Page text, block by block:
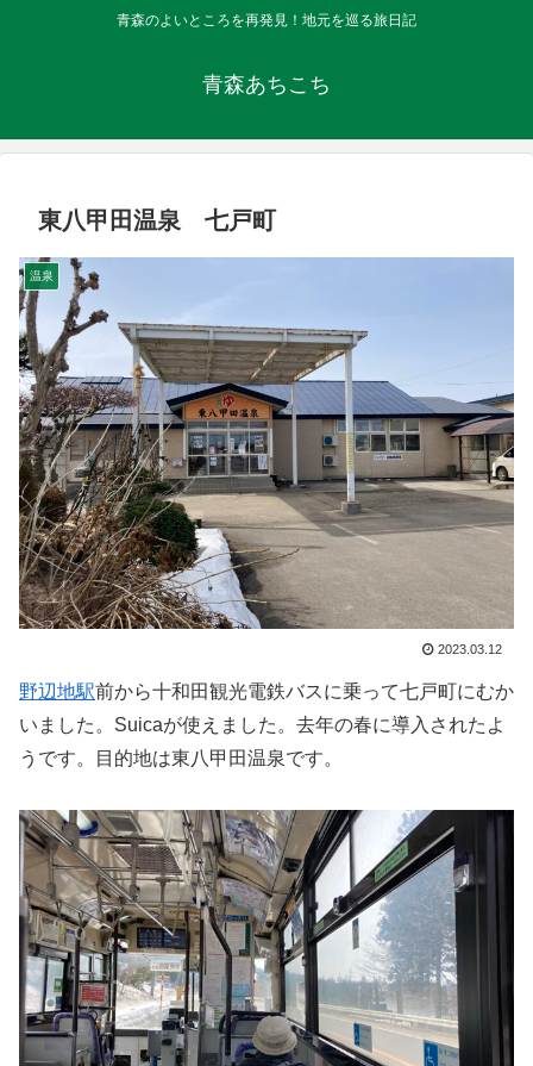
青森のよいところを再発見！地元を巡る旅日記
青森あちこち
東八甲田温泉 七戸町
温泉
2023.03.12
野辺地駅前から十和田観光電鉄バスに乗って七戸町にむか
いました。Suicaが使えました。去年の春に導入されたよ
うです。目的地は東八甲田温泉です。